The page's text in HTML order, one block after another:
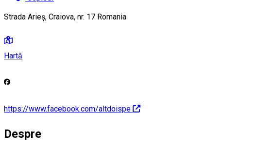
Strada Arieș, Craiova, nr. 17 Romania
Hartă
https://www.facebook.com/altdoispe
Despre